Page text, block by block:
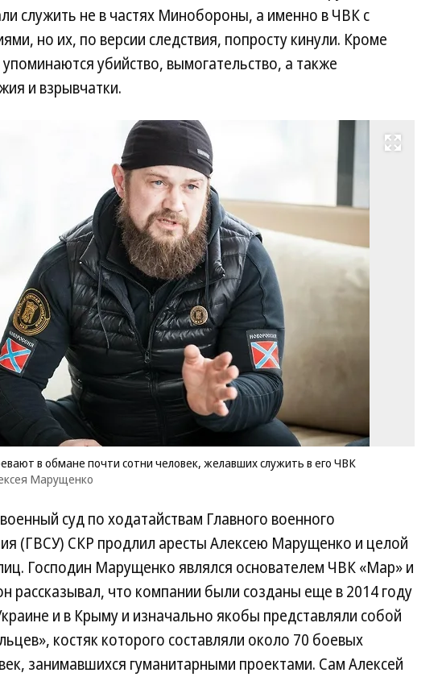
служить не в частях Минобороны, а именно в ЧВК с
но их, по версии следствия, попросту кинули. Кроме
убийство, вымогательство, а также
и взрывчатки.
Развернуть на весь экран
в обмане почти сотни человек, желавших служить в его ЧВК
Марущенко
суд по ходатайствам Главного военного
(ГВСУ) СКР продлил аресты Алексею Марущенко и целой
Господин Марущенко являлся основателем ЧВК «Мар» и
рассказывал, что компании были созданы еще в 2014 году
и в Крыму и изначально якобы представляли собой
костяк которого составляли около 70 боевых
занимавшихся гуманитарными проектами. Сам Алексей